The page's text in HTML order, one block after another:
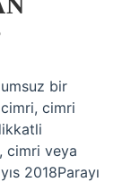
bir
cimri, cimri
cimri veya
2018Parayı